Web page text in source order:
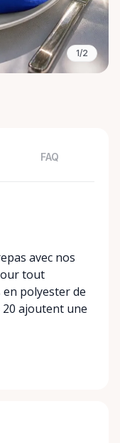
1/2
FAQ
avec nos
tout
en polyester de
20 ajoutent une